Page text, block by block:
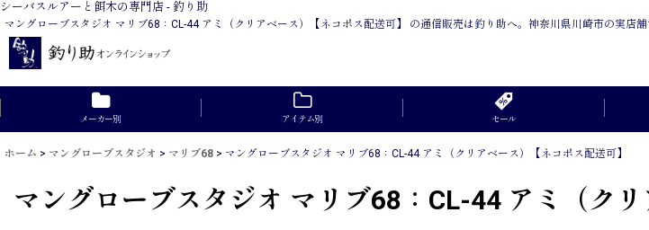
シーバスルアーと餌木の専門店 - 釣り助
マングローブスタジオ マリブ68：CL-44 アミ（クリアベース）【ネコポス配送可】 の通信販売は釣り助へ。神奈川県川崎市の実店舗
メーカー別 アイテム別 セール
ホーム > マングローブスタジオ > マリブ68 > マングローブスタジオ マリブ68：CL-44 アミ（クリアベース）【ネコポス配送可】
マングローブスタジオ マリブ68：CL-44 アミ（ク